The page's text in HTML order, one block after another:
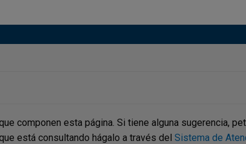
componen esta página. Si tiene alguna sugerencia,
está consultando hágalo a través del Sistema de